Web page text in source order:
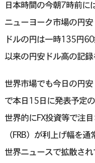
日本時間の今朝7時前に
ニューヨーク市場の円
ドルの円は一時135円
以来の円安ドル高の記録
世界市場でも今日の円
で本日15日に発表予定
世界的にFX投資等で注
（FRB）が利上げ幅を
世界ニュースで拡散さ